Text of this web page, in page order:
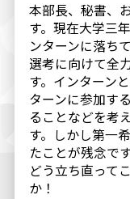
本部長、秘書、
す。現在大学三
ンターンに落ち
選考に向けて全
す。インターン
ターンに参加す
ることなどを考
す。しかし第一
たことが残念です
どう立ち直って
か！